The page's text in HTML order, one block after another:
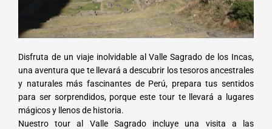
Disfruta de un viaje inolvidable al Valle Sagrado de los Incas,
una aventura que te llevará a descubrir los tesoros ancestrales
y naturales más fascinantes de Perú, prepara tus sentidos
para ser sorprendidos, porque este tour te llevará a lugares
mágicos y llenos de historia.
Nuestro tour al Valle Sagrado incluye una visita a las